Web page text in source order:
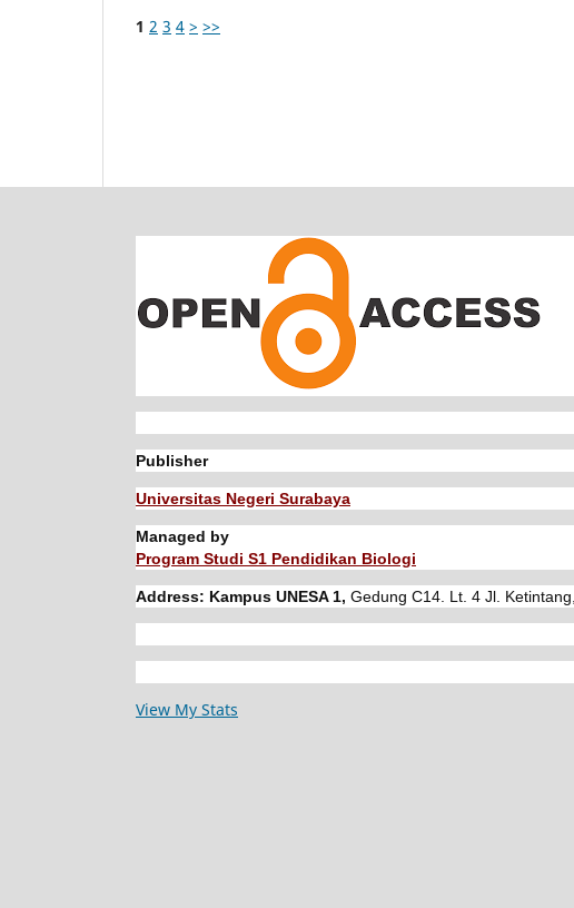
1 2 3 4 > >>
Publisher
Universitas Negeri Surabaya
Managed by
Program Studi S1 Pendidikan Biologi
Address: Kampus UNESA 1, Gedung C14. Lt. 4 Jl.
View My Stats